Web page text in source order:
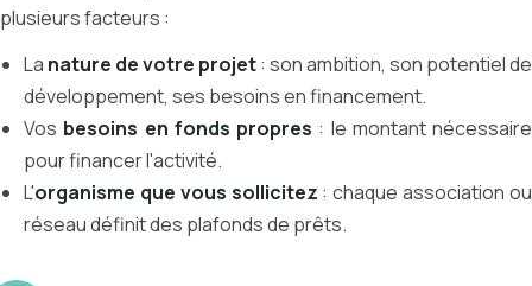
plusieurs facteurs :
La nature de votre projet: son ambition, son potentiel de
développement, ses besoins en financement.
Vos besoins en fonds propres : le montant nécessaire
pour financer l'activité.
L'organisme que vous sollicitez : chaque association ou
réseau définit des plafonds de prêts.